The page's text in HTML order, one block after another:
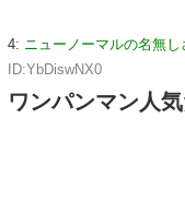
4: ニューノーマルの名無し
ID:YbDiswNX0
ワンパンマン人